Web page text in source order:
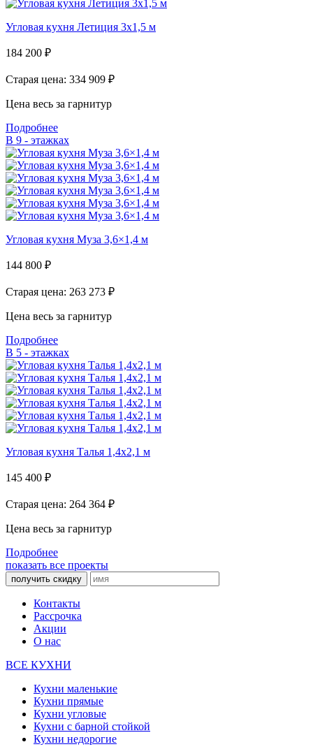
Угловая кухня Летиция 3х1,5 м
184 200 ₽
Старая цена: 334 909 ₽
Цена весь за гарнитур
Подробнее
В 9 - этажках
Угловая кухня Муза 3,6×1,4 м
144 800 ₽
Старая цена: 263 273 ₽
Цена весь за гарнитур
Подробнее
В 5 - этажках
Угловая кухня Талья 1,4х2,1 м
145 400 ₽
Старая цена: 264 364 ₽
Цена весь за гарнитур
Подробнее
показать все проекты
получить скидку
Контакты
Рассрочка
Акции
О нас
ВСЕ КУХНИ
Кухни маленькие
Кухни прямые
Кухни угловые
Кухни с барной стойкой
Кухни недорогие